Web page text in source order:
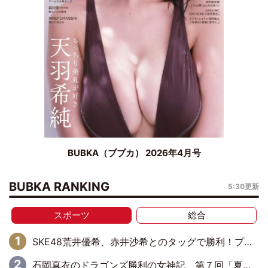
BUBKA（ブブカ） 2026年4月号
BUBKA RANKING 5:30更新
スポーツ 総合
SKE48荒井優希、赤井沙希とのタッグで勝利！プリンセスタッグ選手権ベルトに挑戦
石岡真衣のドラゴンズ勝利の女神記 第７回「夏の神宮！11得点どらほー」